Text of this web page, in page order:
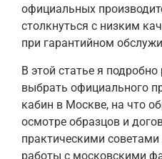
официальных
столкнуться с низким
при гарантийном
В этой статье я
выбрать официального
кабин в Москве, на что
осмотре образцов и
практическими
работы с московскими